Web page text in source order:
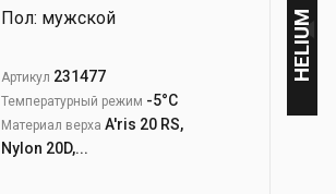
Пол: мужской
Артикул 231477
Температурный режим -5°С
Материал верха A'ris 20 RS,
Nylon 20D,...
HELIUM